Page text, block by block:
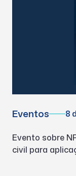
Eventos 8
Evento sobre
civil para